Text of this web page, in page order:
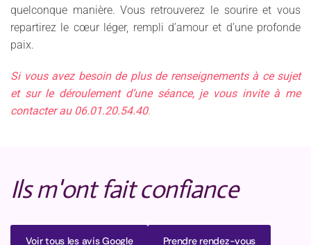
quelconque manière. Vous retrouverez le sourire et vous
repartirez le cœur léger, rempli d’amour et d’une profonde
paix.
Si vous avez besoin de plus de renseignements à ce sujet
et sur le déroulement d’une séance, je vous invite à me
contacter au 06.01.20.54.40.
Ils m'ont fait confiance
Voir tous les avis Google Prendre rendez-vous